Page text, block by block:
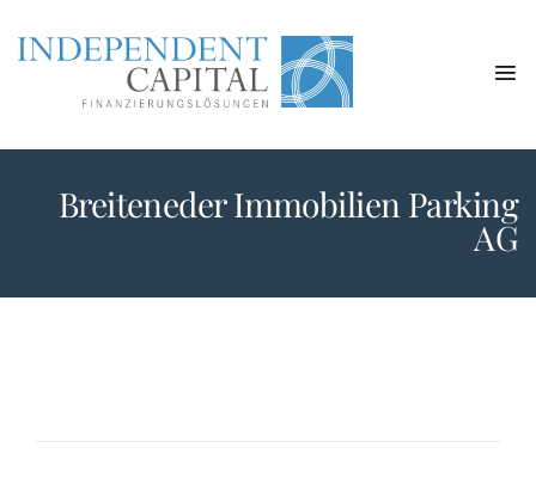
Breiteneder Immobilien Parking
AG